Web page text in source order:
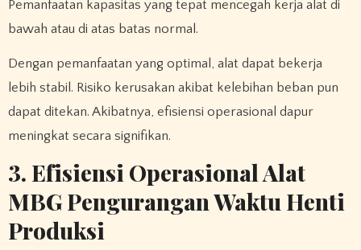
Pemanfaatan kapasitas yang tepat mencegah kerja alat di
bawah atau di atas batas normal.
Dengan pemanfaatan yang optimal, alat dapat bekerja
lebih stabil. Risiko kerusakan akibat kelebihan beban pun
dapat ditekan. Akibatnya, efisiensi operasional dapur
meningkat secara signifikan.
3. Efisiensi Operasional Alat
MBG Pengurangan Waktu Henti
Produksi